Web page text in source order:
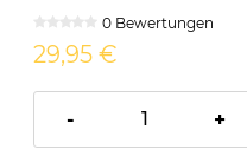
0 Bewertungen
29,95 €
- +